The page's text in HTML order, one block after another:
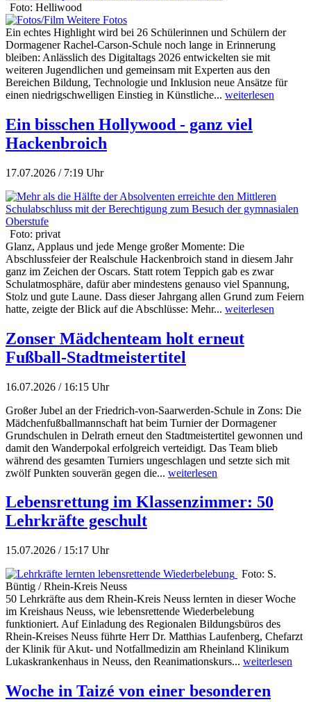
Foto: Helliwood
Weitere Fotos
Ein echtes Highlight wird bei 26 Schülerinnen und Schülern der
Dormagener Rachel-Carson-Schule noch lange in Erinnerung
bleiben: Anlässlich des Digitaltags 2026 entwickelten sie mit
weiteren Jugendlichen und gemeinsam mit Experten aus den
Bereichen Bildung, Technologie und Inklusion neue Ansätze für
einen niedrigschwelligen Einstieg in Künstliche... weiterlesen
Ein bisschen Hollywood - ganz viel
Hackenbroich
17.07.2026 / 7:19 Uhr
Foto: privat
Glanz, Applaus und jede Menge großer Momente: Die
Abschlussfeier der Realschule Hackenbroich stand in diesem Jahr
ganz im Zeichen der Oscars. Statt rotem Teppich gab es zwar
Schulatmosphäre, dafür aber mindestens genauso viel Spannung,
Stolz und gute Laune. Dass dieser Jahrgang allen Grund zum Feiern
hatte, zeigte der Blick auf die Abschlüsse: Mehr... weiterlesen
Zonser Mädchenteam holt erneut
Fußball-Stadtmeistertitel
16.07.2026 / 16:15 Uhr
Großer Jubel an der Friedrich-von-Saarwerden-Schule in Zons: Die
Mädchenfußballmannschaft hat beim Turnier der Dormagener
Grundschulen in Delrath erneut den Stadtmeistertitel gewonnen und
damit den Wanderpokal erfolgreich verteidigt. Das Team blieb
während des gesamten Turniers ungeschlagen und setzte sich mit
zwölf Punkten souverän gegen die... weiterlesen
Lebensrettung im Klassenzimmer: 50
Lehrkräfte geschult
15.07.2026 / 15:17 Uhr
Foto: S.
Büntig / Rhein-Kreis Neuss
50 Lehrkräfte aus dem Rhein-Kreis Neuss lernten in dieser Woche
im Kreishaus Neuss, wie lebensrettende Wiederbelebung
funktioniert. Auf Einladung des Regionalen Bildungsbüros des
Rhein-Kreises Neuss führte Herr Dr. Matthias Laufenberg, Chefarzt
der Klinik für Akut- und Notfallmedizin am Rheinland Klinikum
Lukaskrankenhaus in Neuss, den Reanimationskurs... weiterlesen
Woche in Taizé von einer besonderen